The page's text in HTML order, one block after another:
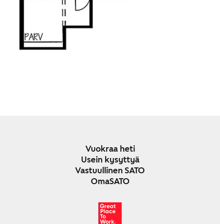
Vuokraa heti
Usein kysyttyä
Vastuullinen SATO
OmaSATO